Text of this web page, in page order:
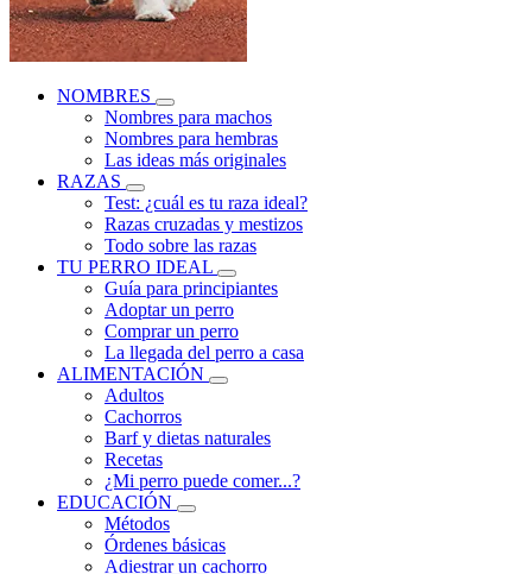
NOMBRES
Nombres para machos
Nombres para hembras
Las ideas más originales
RAZAS
Test: ¿cuál es tu raza ideal?
Razas cruzadas y mestizos
Todo sobre las razas
TU PERRO IDEAL
Guía para principiantes
Adoptar un perro
Comprar un perro
La llegada del perro a casa
ALIMENTACIÓN
Adultos
Cachorros
Barf y dietas naturales
Recetas
¿Mi perro puede comer...?
EDUCACIÓN
Métodos
Órdenes básicas
Adiestrar un cachorro